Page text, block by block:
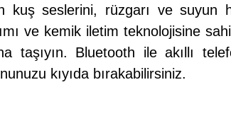
kuş seslerini, rüzgarı ve
ve kemik iletim teknolojisine
taşıyın. Bluetooth ile akıllı
kıyıda bırakabilirsiniz.